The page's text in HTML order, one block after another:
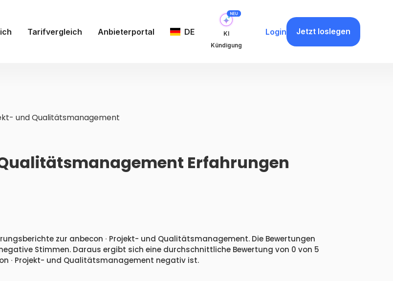
Tarifvergleich Anbieterportal DE
KI
Kündigung
Login Jetzt loslegen
und Qualitätsmanagement
Erfahrungen
zur anbecon ∙ Projekt- und Qualitätsmanagement. Die Bewertungen
Stimmen. Daraus ergibt sich eine durchschnittliche Bewertung von 0 von 5
∙ Projekt- und Qualitätsmanagement negativ ist.